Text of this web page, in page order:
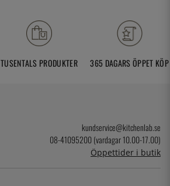
TUSENTALS PRODUKTER 365 DAGARS ÖPPET KÖP
kundservice@kitchenlab.se
08-41095200 (vardagar 10.00-17.00)
Öppettider i butik